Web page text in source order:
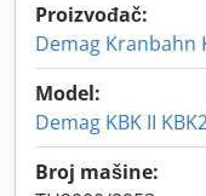
Proizvođač:
Demag Kranbahn
Model:
Demag KBK II
Broj mašine: